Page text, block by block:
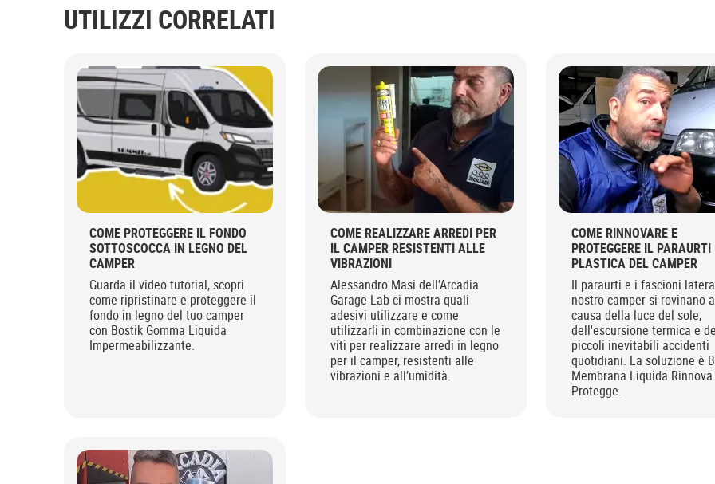
UTILIZZI CORRELATI
COME PROTEGGERE IL FONDO
SOTTOSCOCCA IN LEGNO DEL
CAMPER
Guarda il video tutorial, scopri
come ripristinare e proteggere il
fondo in legno del tuo camper
con Bostik Gomma Liquida
Impermeabilizzante.
COME REALIZZARE ARREDI PER
IL CAMPER RESISTENTI ALLE
VIBRAZIONI
Alessandro Masi dell’Arcadia
Garage Lab ci mostra quali
adesivi utilizzare e come
utilizzarli in combinazione con le
viti per realizzare arredi in legno
per il camper, resistenti alle
vibrazioni e all’umidità.
COME RINNOVARE E
PROTEGGERE IL PARAURTI
PLASTICA DEL CAMPER
Il paraurti e i fascioni
nostro camper si rovinano a
causa della luce del sole,
dell'escursione termica e
piccoli inevitabili accidenti
quotidiani. La soluzione è
Membrana Liquida
Protegge.